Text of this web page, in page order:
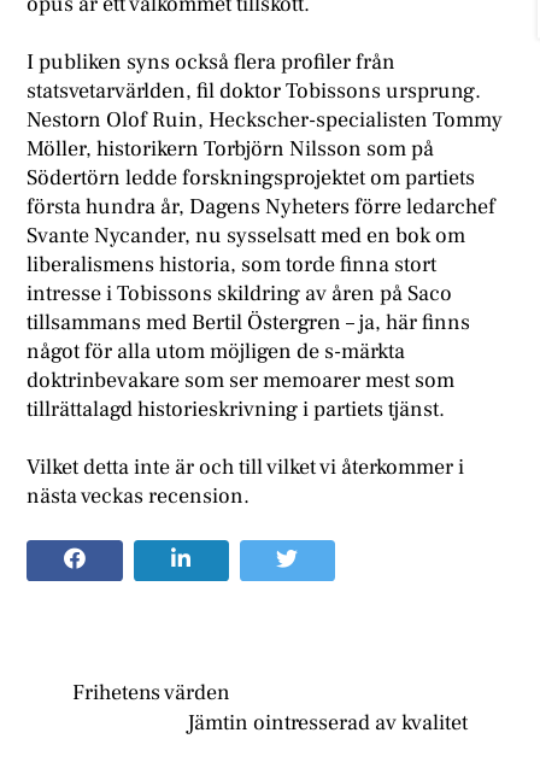
I publiken syns också flera profiler från
statsvetarvärlden, fil doktor Tobissons ursprung.
Nestorn Olof Ruin, Heckscher-specialisten Tommy
Möller, historikern Torbjörn Nilsson som på
Södertörn ledde forskningsprojektet om partiets
första hundra år, Dagens Nyheters förre ledarchef
Svante Nycander, nu sysselsatt med en bok om
liberalismens historia, som torde finna stort
intresse i Tobissons skildring av åren på Saco
tillsammans med Bertil Östergren – ja, här finns
något för alla utom möjligen de s-märkta
doktrinbevakare som ser memoarer mest som
tillrättalagd historieskrivning i partiets tjänst.
Vilket detta inte är och till vilket vi återkommer i
nästa veckas recension.
Frihetens värden
Jämtin ointresserad av kvalitet